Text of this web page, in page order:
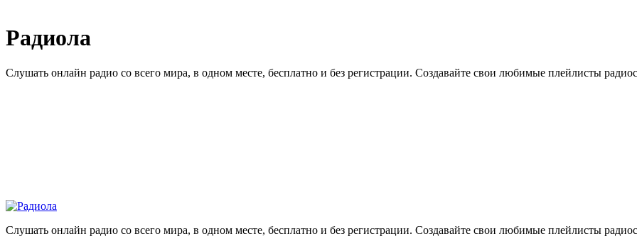
Радиола
Слушать онлайн радио со всего мира, в одном месте, бесплатно и без регистрации. Создавайте свои любимые плейлисты
Слушать онлайн радио со всего мира, в одном месте, бесплатно и без регистрации. Создавайте свои любимые плейлисты